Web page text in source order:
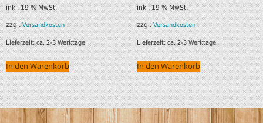
inkl. 19 % MwSt.
zzgl.Versandkosten
Lieferzeit:ca. 2-3 Werktage
In den Warenkorb
inkl. 19 % MwSt.
zzgl.Versandkosten
Lieferzeit:ca. 2-3 Werktage
In den Warenkorb